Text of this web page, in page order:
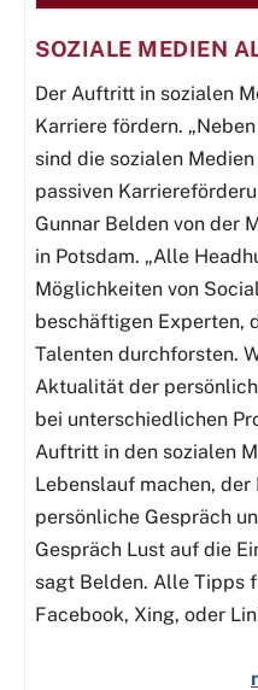
SOZIALE MEDIEN
Der Auftritt in sozialen
Karriere fördern.
sind die sozialen
passiven
Gunnar Belden von der
in Potsdam. „Alle
Möglichkeiten von
beschäftigen Experten,
Talenten durchforsten.
Aktualität der
bei unterschiedlichen
Auftritt in den sozialen
Lebenslauf machen,
persönliche Gespräch
Gespräch Lust auf die
sagt Belden. Alle Tipps
Facebook, Xing, oder